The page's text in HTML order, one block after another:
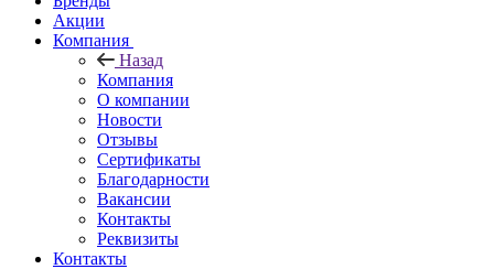
Акции
Компания
Назад
Компания
О компании
Новости
Отзывы
Сертификаты
Благодарности
Вакансии
Контакты
Реквизиты
Контакты